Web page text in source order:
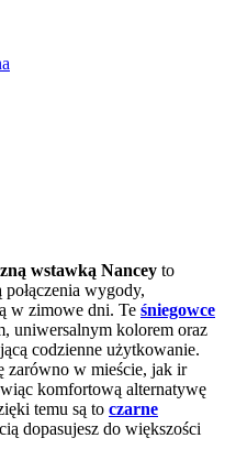
wstawką Nancey to
wygody,
w zimowe dni. Te śniegowce
uniwersalnym kolorem oraz
codzienne użytkowanie.
zarówno w mieście, jak ir
komfortową alternatywę
temu są to czarne
dopasujesz do większości